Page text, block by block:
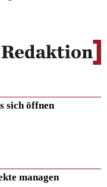
sich öffnen
managen